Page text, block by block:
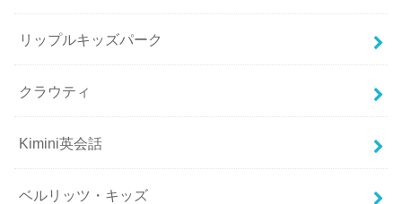
リップルキッズパーク
クラウティ
Kimini英会話
ベルリッツ・キッズ